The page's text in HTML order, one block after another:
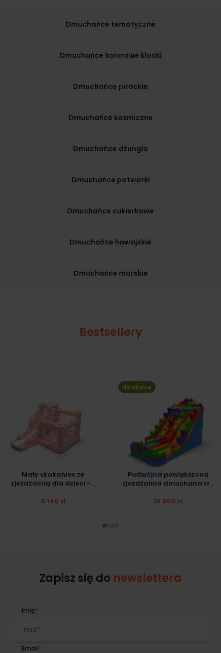
Dmuchańce tematyczne
Dmuchańce kolorowe klocki
Dmuchańce pirackie
Dmuchańce kosmiczne
Dmuchańce dżungla
Dmuchańce potworki
Dmuchańce cukierkowe
Dmuchańce hawajskie
Dmuchańce morskie
Bestsellery
Mały skakaniec ze
zjeżdżalnią dla dzieci -...
5 140 zł
Na stanie
Podwójna powiększona
zjeżdżalnia dmuchana w...
15 000 zł
Zapisz się do newslettera
Imię*
Email*